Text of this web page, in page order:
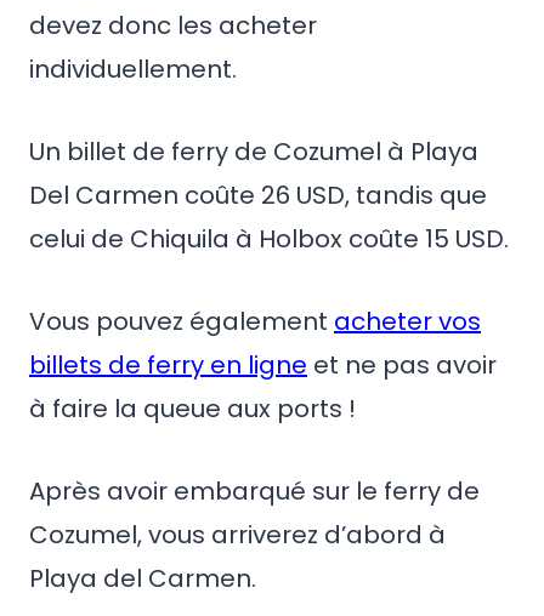
devez donc les acheter
individuellement.
Un billet de ferry de Cozumel à Playa
Del Carmen coûte 26 USD, tandis que
celui de Chiquila à Holbox coûte 15 USD.
Vous pouvez également acheter vos
billets de ferry en ligne et ne pas avoir
à faire la queue aux ports !
Après avoir embarqué sur le ferry de
Cozumel, vous arriverez d’abord à
Playa del Carmen.